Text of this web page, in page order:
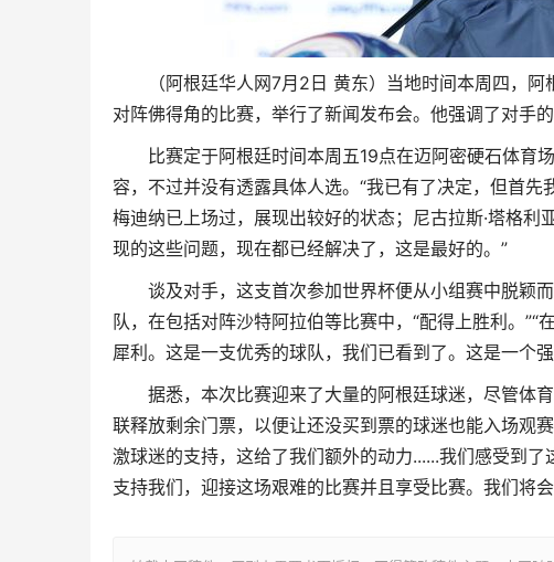
（阿根廷华人网7月2日 黄东）当地时间本周四，
对阵佛得角的比赛，举行了新闻发布会。他强调了对手
比赛定于阿根廷时间本周五19点在迈阿密硬石体育
容，不过并没有透露具体人选。“我已有了决定，但首先
梅迪纳已上场过，展现出较好的状态；尼古拉斯·塔格
现的这些问题，现在都已经解决了，这是最好的。”
谈及对手，这支首次参加世界杯便从小组赛中脱颖
队，在包括对阵沙特阿拉伯等比赛中，“配得上胜利。
犀利。这是一支优秀的球队，我们已看到了。这是一个
据悉，本次比赛迎来了大量的阿根廷球迷，尽管体
联释放剩余门票，以便让还没买到票的球迷也能入场观
激球迷的支持，这给了我们额外的动力......我们感受到
支持我们，迎接这场艰难的比赛并且享受比赛。我们将